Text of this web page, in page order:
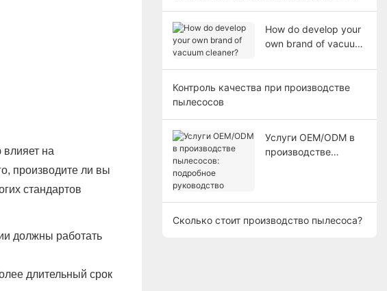
на
производите ли вы
стандартов
должны работать
длительный срок
How do develop your
own brand of vacuum
Контроль качества при производстве
пылесосов
Услуги OEM/ODM в
производстве
Сколько стоит производство пылесоса?